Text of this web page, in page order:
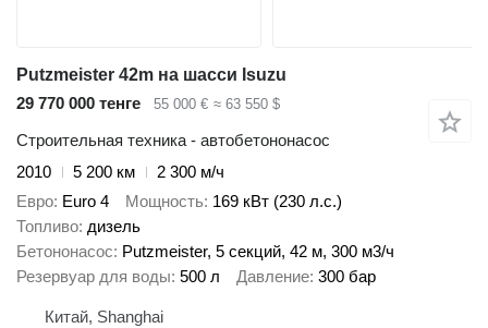
Putzmeister 42m на шасси Isuzu
29 770 000 тенге
55 000 € ≈ 63 550 $
Строительная техника - автобетононасос
2010
5 200 км
2 300 м/ч
Евро Euro 4 Мощность 169 кВт (230 л.с.)
Топливо дизель
Бетононасос Putzmeister, 5 секций, 42 м, 300 м3/ч
Резервуар для воды 500 л Давление 300 бар
Китай, Shanghai